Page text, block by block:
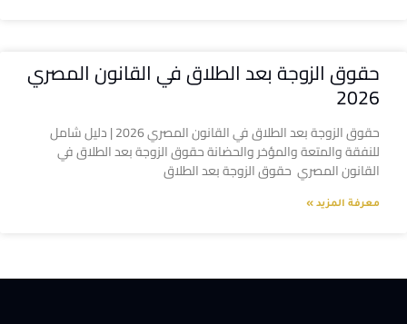
حقوق الزوجة بعد الطلاق في القانون المصري
2026
حقوق الزوجة بعد الطلاق في القانون المصري 2026 | دليل شامل
للنفقة والمتعة والمؤخر والحضانة حقوق الزوجة بعد الطلاق في
القانون المصري حقوق الزوجة بعد الطلاق
معرفة المزيد »